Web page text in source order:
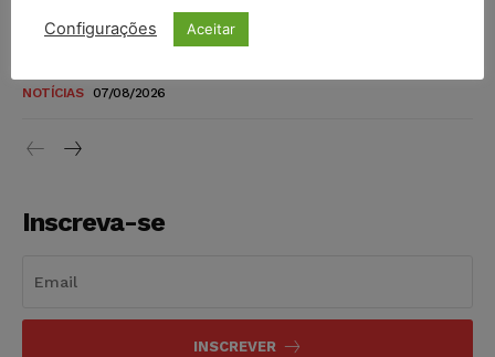
Justiça do Trabalho mantém justa causa de empregado que
NOTÍCIAS 07/08/2026
Inscreva-se
INSCREVER
Configurações Aceitar